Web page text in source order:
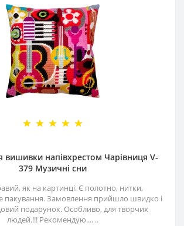
напівхрестом Чарівниця V-
379 Музичні сни
як на картинці. Є полотно, нитки,
пакування. Замовлення прийшло швидко і
подарунок. Особливо, для творчих
людей.!!! Рекомендую.... ..